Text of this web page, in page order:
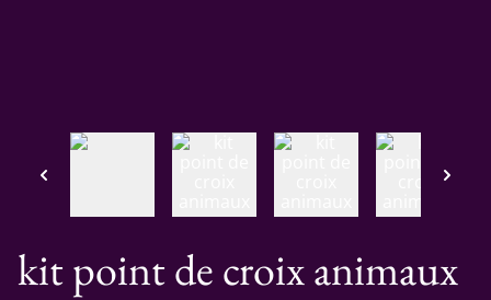
kit point de croix animaux